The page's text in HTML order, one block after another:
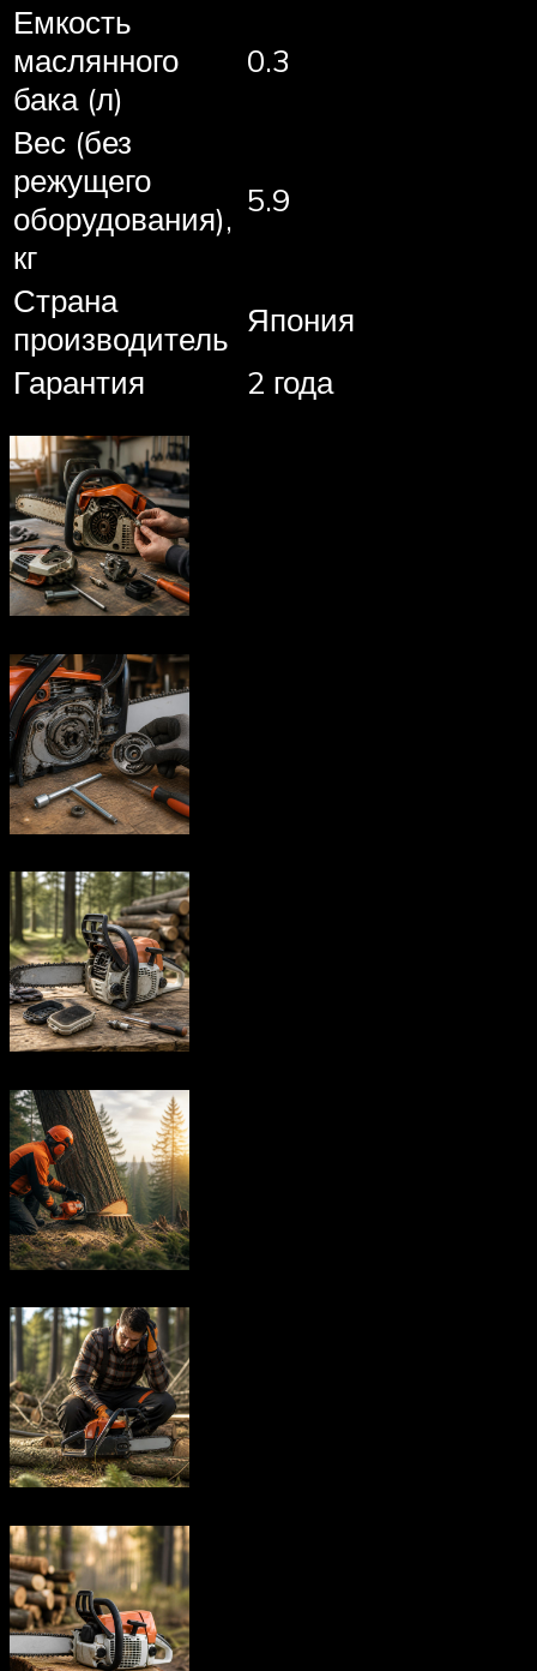
Емкость
маслянного
бака (л)
0.3
Вес (без
режущего
оборудования),
кг
5.9
Страна
производитель Япония
Гарантия
2 года